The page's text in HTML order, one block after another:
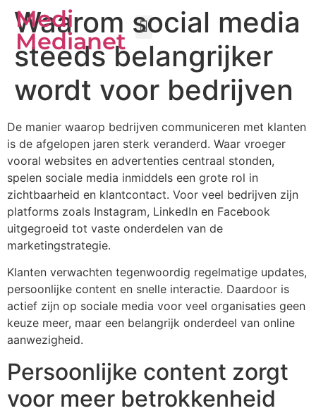
Medi
Medianet
Waarom social media
steeds belangrijker
wordt voor bedrijven
De manier waarop bedrijven communiceren met klanten
is de afgelopen jaren sterk veranderd. Waar vroeger
vooral websites en advertenties centraal stonden,
spelen sociale media inmiddels een grote rol in
zichtbaarheid en klantcontact. Voor veel bedrijven zijn
platforms zoals Instagram, LinkedIn en Facebook
uitgegroeid tot vaste onderdelen van de
marketingstrategie.
Klanten verwachten tegenwoordig regelmatige updates,
persoonlijke content en snelle interactie. Daardoor is
actief zijn op sociale media voor veel organisaties geen
keuze meer, maar een belangrijk onderdeel van online
aanwezigheid.
Persoonlijke content zorgt
voor meer betrokkenheid